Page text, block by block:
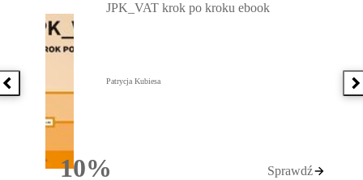
Poprzednia książka
10%
JPK_VAT krok po kroku ebook
Patrycja Kubiesa
Sprawdź